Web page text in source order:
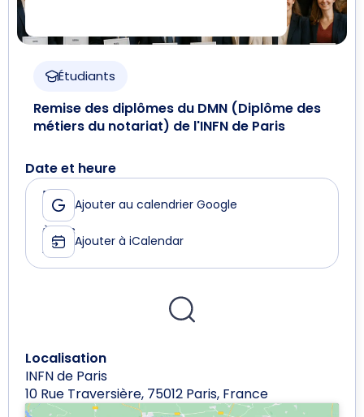
Étudiants
Remise des diplômes du DMN (Diplôme des
métiers du notariat) de l'INFN de Paris
Date et heure
Le
11
mars
2026
De
18:00
à
21:00
Ajouter au calendrier Google
Ajouter à iCalendar
Localisation
INFN de Paris
10 Rue Traversière, 75012 Paris, France